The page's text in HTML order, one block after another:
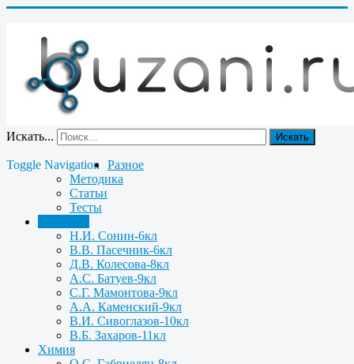
Искать... Искать
Toggle Navigation
Разное
Методика
Статьи
Тесты
Н.И. Сонин-6кл
В.В. Пасечник-6кл
Д.В. Колесова-8кл
А.С. Батуев-9кл
С.Г. Мамонтова-9кл
А.А. Каменский-9кл
В.И. Сивоглазов-10кл
В.Б. Захаров-11кл
Химия